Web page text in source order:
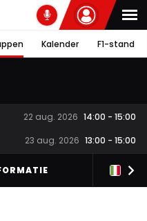
Kalender F1-stand
22 aug. 2026 14:00 - 15:00
23 aug. 2026 13:00 - 15:00